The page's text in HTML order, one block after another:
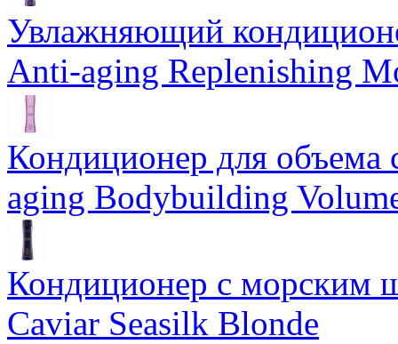
Увлажняющий
Anti-aging Replenishing
Кондиционер для
aging Bodybuilding
Кондиционер с морским
Caviar Seasilk Blonde